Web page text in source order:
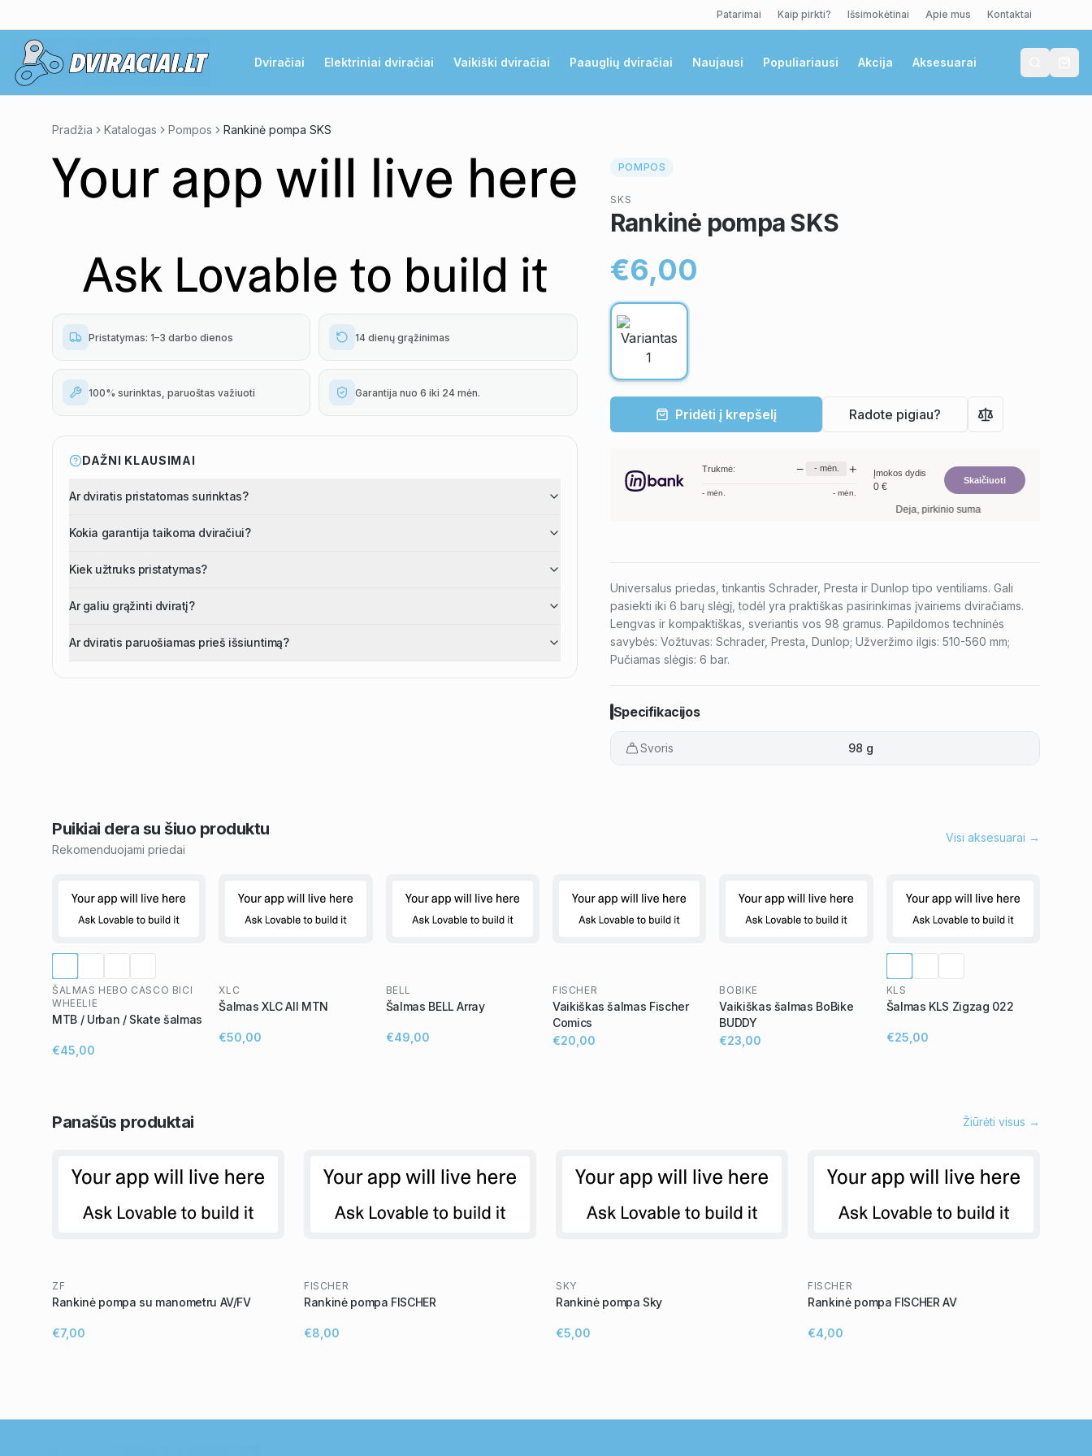
Patarimai Kaip pirkti? Išsimokėtinai Apie mus Kontaktai
Dviračiai Elektriniai dviračiai Vaikiški dviračiai Paauglių dviračiai Naujausi Populiariausi Akcija Aksesuarai
Pradžia Katalogas Pompos Rankinė pompa SKS
Pristatymas: 1–3 darbo dienos 14 dienų grąžinimas
100% surinktas, paruoštas važiuoti Garantija nuo 6 iki 24 mėn.
DAŽNI KLAUSIMAI
Ar dviratis pristatomas surinktas?
Kokia garantija taikoma dviračiui?
Kiek užtruks pristatymas?
Ar galiu grąžinti dviratį?
Ar dviratis paruošiamas prieš išsiuntimą?
POMPOS
SKS
Rankinė pompa SKS
€6,00
Pridėti į krepšelį Radote pigiau?
Trukmė: − -mėn. +
-mėn. - mėn.
Įmokos dydis
0 €
Skaičiuoti
Deja, pirkinio suma per maža. Minimalus
Universalus priedas, tinkantis Schrader, Presta ir Dunlop tipo ventiliams. Gali
pasiekti iki 6 barų slėgį, todėl yra praktiškas pasirinkimas įvairiems dviračiams.
Lengvas ir kompaktiškas, sveriantis vos 98 gramus. Papildomos techninės
savybės: Vožtuvas: Schrader, Presta, Dunlop; Užveržimo ilgis: 510-560 mm;
Pučiamas slėgis: 6 bar.
Specifikacijos
Svoris 98 g
Puikiai dera su šiuo produktu
Rekomenduojami priedai
Visi aksesuarai →
ŠALMAS HEBO CASCO BICI
WHEELIE
MTB / Urban / Skate šalmas
€45,00
XLC
Šalmas XLC All MTN
€50,00
BELL
Šalmas BELL Array
€49,00
FISCHER
Vaikiškas šalmas Fischer
Comics
€20,00
BOBIKE
Vaikiškas šalmas BoBike
BUDDY
€23,00
KLS
Šalmas KLS Zigzag 022
€25,00
Panašūs produktai Žiūrėti visus →
ZF
Rankinė pompa su manometru AV/FV
€7,00
FISCHER
Rankinė pompa FISCHER
€8,00
SKY
Rankinė pompa Sky
€5,00
FISCHER
Rankinė pompa FISCHER AV
€4,00